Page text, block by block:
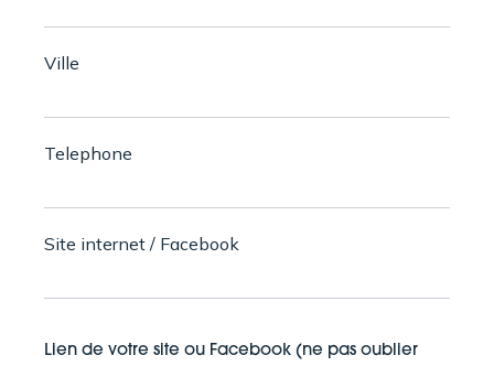
Ville
Telephone
Site internet / Facebook
Lien de votre site ou Facebook (ne pas oublier